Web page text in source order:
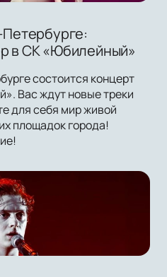
в СК «Юбилейный»
состоится концерт
Вас ждут новые треки
для себя мир живой
площадок города!